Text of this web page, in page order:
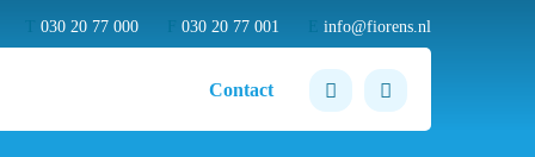
030 20 77 000 030 20 77 001 info@fiorens.nl
Contact